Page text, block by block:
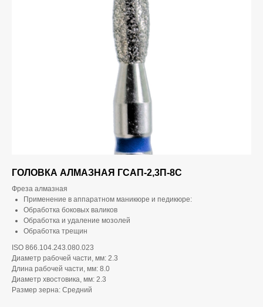
ГОЛОВКА АЛМАЗНАЯ ГСАП-2,3П-8С
Фреза алмазная
Применение в аппаратном маникюре и педикюре:
Обработка боковых валиков
Обработка и удаление мозолей
Обработка трещин
ISO 866.104.243.080.023
Диаметр рабочей части, мм: 2.3
Длина рабочей части, мм: 8.0
Диаметр хвостовика, мм: 2.3
Размер зерна: Средний